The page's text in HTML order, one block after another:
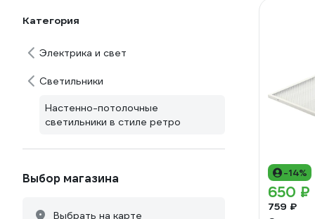
Категория
Электрика и свет
Светильники
Настенно-потолочные
светильники в стиле ретро
Выбор магазина
Выбрать на карте
-14%
650 ₽
759 ₽